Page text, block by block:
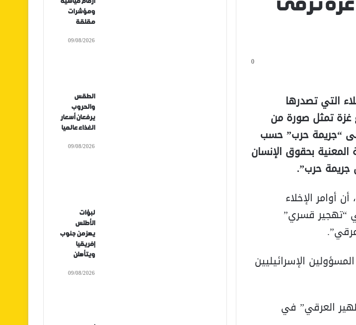
غزة ترقى
0
التي تصدرها
غزة تمثل صورة من
“جريمة حرب” حسب
بحقوق الإنسان
جريمة حرب”.
الإخلاء
“تهجير قسري”
الإسرائيليين
العرقي” في
ومؤشرات
مقلقة
09/08/2026
الطقس
والحروب
يرفعان أسعار
الغذاء عالميا
09/08/2026
لبؤات
الأطلس
يهزمن جنوب
إفريقيا
ويتأهلن
09/08/2026